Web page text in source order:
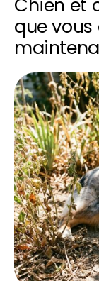
que vous